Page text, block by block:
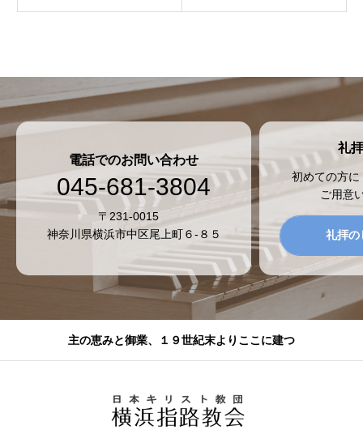
電話でのお問い合わせ
045-681-3804
〒231-0015
神奈川県横浜市中区尾上町６-８５
礼
初めての方
ご用意
礼拝の
主の恵みと御業、１９世紀末よりここに建つ